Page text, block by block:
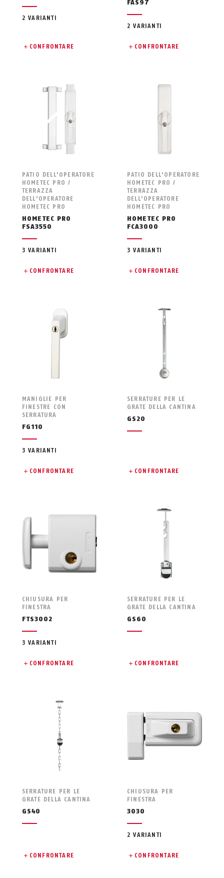
2 VARIANTI
CONFRONTARE
FAS97
2 VARIANTI
CONFRONTARE
PATIO DELL'OPERATORE
HOMETEC PRO /
TERRAZZA
DELL'OPERATORE
HOMETEC PRO
HOMETEC PRO
FSA3550
3 VARIANTI
CONFRONTARE
PATIO DELL'OPERATORE
HOMETEC PRO /
TERRAZZA
DELL'OPERATORE
HOMETEC PRO
HOMETEC PRO
FCA3000
3 VARIANTI
CONFRONTARE
MANIGLIE PER
FINESTRE CON
SERRATURA
FG110
3 VARIANTI
CONFRONTARE
SERRATURE PER LE
GRATE DELLA CANTINA
GS20
CONFRONTARE
CHIUSURA PER
FINESTRA
FTS3002
3 VARIANTI
CONFRONTARE
SERRATURE PER LE
GRATE DELLA CANTINA
GS60
CONFRONTARE
SERRATURE PER LE
GRATE DELLA CANTINA
GS40
CONFRONTARE
CHIUSURA PER
FINESTRA
3030
2 VARIANTI
CONFRONTARE